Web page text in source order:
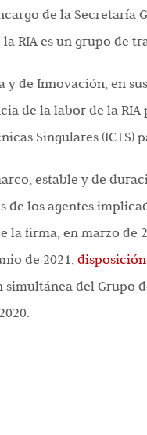
de la
RIA es un grupo de
de Innovación, en
de la labor de la
Singulares (ICTS)
estable y de
los agentes
la firma, en marzo de
de 2021, disposición
del Grupo